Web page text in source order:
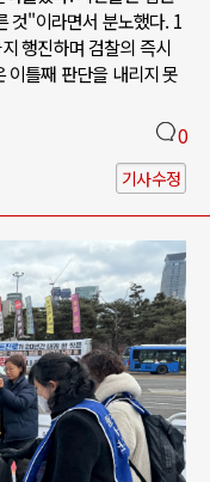
것"이라면서 분노했다. 1
행진하며 검찰의 즉시
이틀째 판단을 내리지 못
0
기사수정